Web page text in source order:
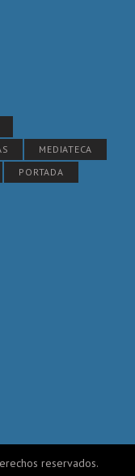
MEDIATECA
PORTADA
reservados.